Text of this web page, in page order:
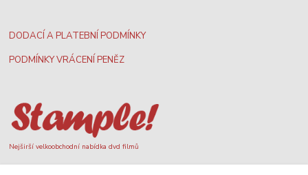
DODACÍ A PLATEBNÍ PODMÍNKY
PODMÍNKY VRÁCENÍ PENĚZ
Nejširší velkoobchodní nabídka dvd filmů